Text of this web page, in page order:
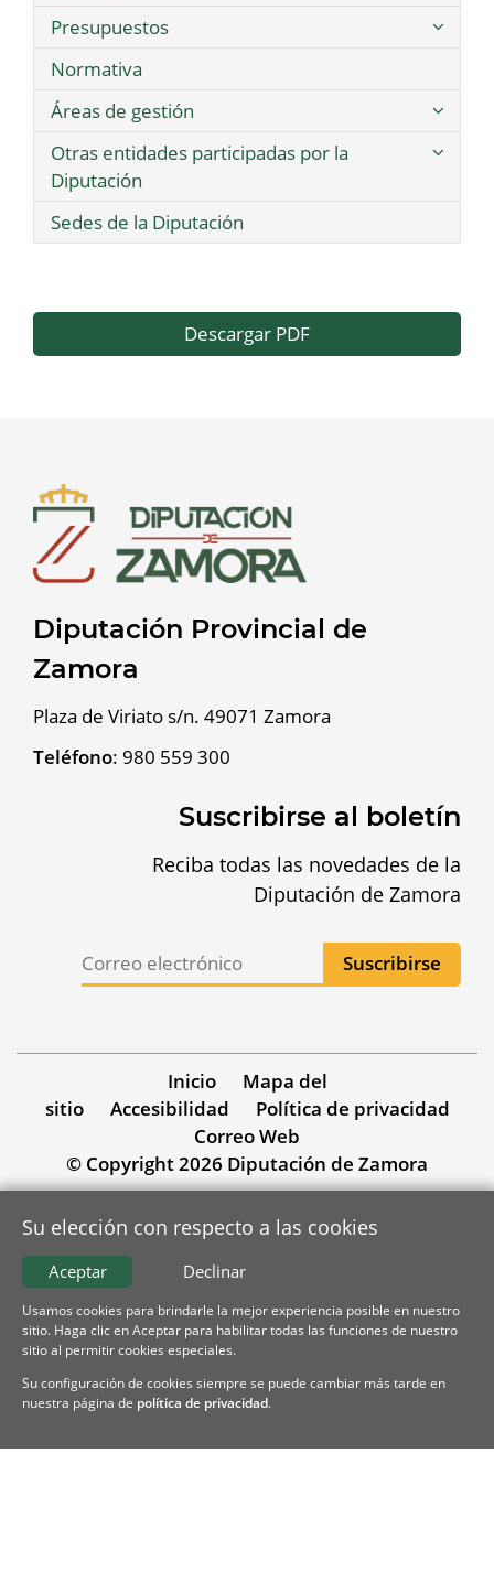
Presupuestos
Normativa
Áreas de gestión
Otras entidades participadas por la
Diputación
Sedes de la Diputación
Descargar PDF
Diputación Provincial de
Zamora
Plaza de Viriato s/n. 49071 Zamora
Teléfono: 980 559 300
Suscribirse al boletín
Reciba todas las novedades de la
Diputación de Zamora
Inicio
Mapa del
sitio
Accesibilidad
Política de privacidad
Correo Web
© Copyright 2026 Diputación de Zamora
Su elección con respecto a las cookies
Declinar
Aceptar
Usamos cookies para brindarle la mejor experiencia posible en nuestro
sitio. Haga clic en Aceptar para habilitar todas las funciones de nuestro
sitio al permitir cookies especiales.
Su configuración de cookies siempre se puede cambiar más tarde en
nuestra página de política de privacidad.